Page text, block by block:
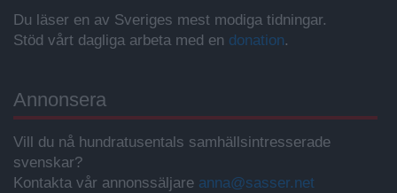
Du läser en av Sveriges mest modiga tidningar.
Stöd vårt dagliga arbeta med en donation.
Annonsera
Vill du nå hundratusentals samhällsintresserade
svenskar?
Kontakta vår annonssäljare anna@sasser.net